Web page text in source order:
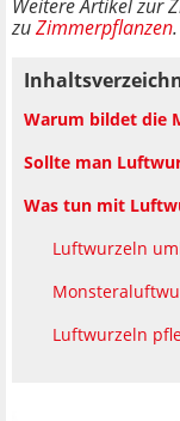
Weitere Artikel zur
zuZimmerpflanzen.
Warum bildet die
Sollte man
Was tun mit
Luftwurzeln
Luftwurzeln